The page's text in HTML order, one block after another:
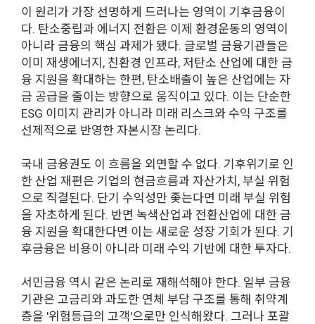
이 원리가 가장 선명하게 드러나는 영역이 기후금융이
다. 탄소중립과 에너지 전환은 이제 환경운동의 영역이
아니라 금융의 핵심 과제가 됐다. 글로벌 금융기관들은
이미 재생에너지, 친환경 인프라, 저탄소 산업에 대한 금
융 지원을 확대하는 한편, 탄소배출이 높은 산업에는 자
금 공급을 줄이는 방향으로 움직이고 있다. 이는 단순한
ESG 이미지 관리가 아니라 미래 리스크와 수익 구조를
선제적으로 반영한 자본시장 논리다.
국내 금융권도 이 흐름을 외면할 수 없다. 기후위기로 인
한 산업 재편은 기업의 현금흐름과 자산가치, 부실 위험
으로 직결된다. 단기 수익성만 좇는다면 미래 부실 위험
을 자초하게 된다. 반면 녹색산업과 전환산업에 대한 금
융 지원을 확대한다면 이는 새로운 성장 기회가 된다. 기
후금융은 비용이 아니라 미래 수익 기반에 대한 투자다.
서민금융 역시 같은 논리로 재해석해야 한다. 일부 금융
기관은 고금리와 과도한 연체 부담 구조를 통해 취약계
층을 '위험등급의 고객'으로만 인식해왔다. 그러나 포괄